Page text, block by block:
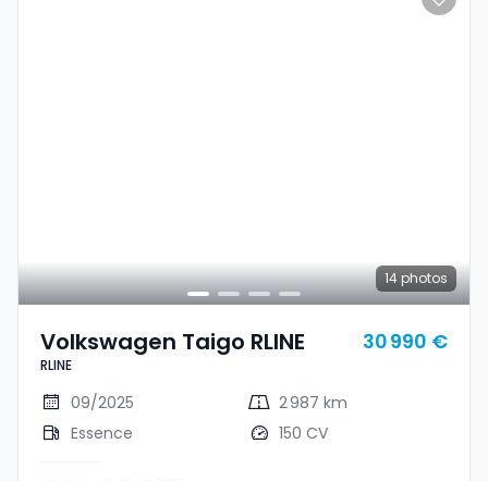
14 photos
Volkswagen Taigo RLINE
RLINE
30 990 €
09/2025
2 987 km
Essence
150 CV